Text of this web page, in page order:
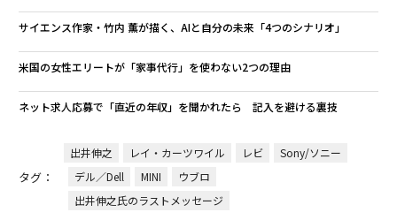
サイエンス作家・竹内 薫が描く、AIと自分の未来「4つのシナリオ」
米国の女性エリートが「家事代行」を使わない2つの理由
ネット求人応募で「直近の年収」を聞かれたら 記入を避ける裏技
タグ：
出井伸之 レイ・カーツワイル レビ
Sony/ソニー
デル／Dell
MINI
ウブロ
出井伸之氏のラストメッセージ